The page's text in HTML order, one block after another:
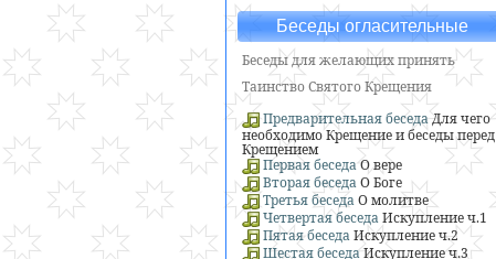
Беседы огласительные
Беседы для желающих принять
Таинство Святого Крещения
Предварительная беседаДля чего
необходимо Крещение и беседы перед
Крещением
Первая беседа О вере
Вторая беседа О Боге
Третья беседа О молитве
Четвертая беседа Искупление ч.1
Пятая беседа Искупление ч.2
Шестая беседаИскупление ч.3